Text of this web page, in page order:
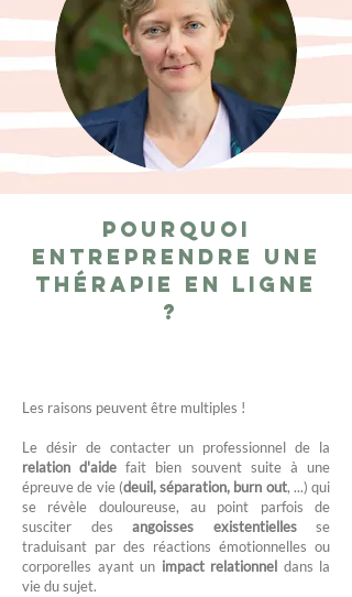
Pourquoi
entreprendre une
thérapie en ligne
?
Les raisons peuvent être multiples !
Le désir de contacter un professionnel de la
relation d'aide fait bien souvent suite à une
épreuve de vie (deuil, séparation, burn out, ...) qui
se révèle douloureuse, au point parfois de
susciter des angoisses existentiellesse
traduisant par des réactions émotionnelles ou
corporelles ayant un impact relationnel dans la
vie du sujet.